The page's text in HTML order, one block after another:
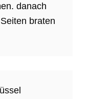
danach
braten